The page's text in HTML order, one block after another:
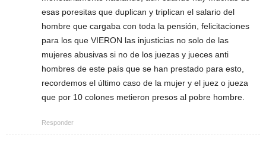
esas poresitas que duplican y triplican el salario del
hombre que cargaba con toda la pensión, felicitaciones
para los que VIERON las injusticias no solo de las
mujeres abusivas si no de los juezas y jueces anti
hombres de este país que se han prestado para esto,
recordemos el último caso de la mujer y el juez o jueza
que por 10 colones metieron presos al pobre hombre.
Responder